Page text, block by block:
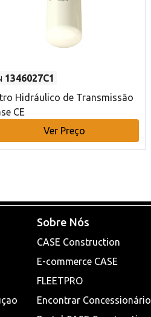
1346027C1
Hidráulico de Transmissão
CE
Ver Preço
Sobre Nós
CASE Construction
E-commerce CASE
FLEETPRO
Encontrar Concessionário